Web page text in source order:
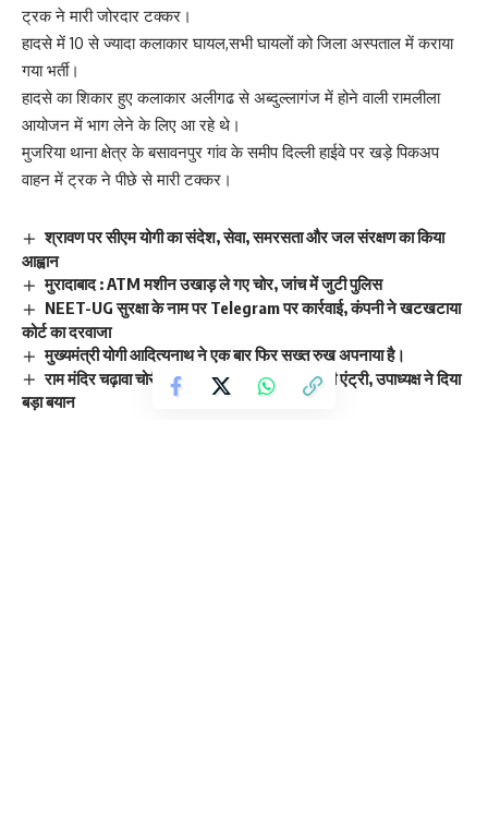
ट्रक ने मारी जोरदार टक्कर।
हादसे में 10 से ज्यादा कलाकार घायल,सभी घायलों को जिला अस्पताल में कराया
गया भर्ती।
हादसे का शिकार हुए कलाकार अलीगढ से अब्दुल्लागंज में होने वाली रामलीला
आयोजन में भाग लेने के लिए आ रहे थे।
मुजरिया थाना क्षेत्र के बसावनपुर गांव के समीप दिल्ली हाईवे पर खड़े पिकअप
वाहन में ट्रक ने पीछे से मारी टक्कर।
श्रावण पर सीएम योगी का संदेश, सेवा, समरसता और जल संरक्षण का किया
आह्वान
मुरादाबाद : ATM मशीन उखाड़ ले गए चोर, जांच में जुटी पुलिस
NEET-UG सुरक्षा के नाम पर Telegram पर कार्रवाई, कंपनी ने खटखटाया
कोर्ट का दरवाजा
मुख्यमंत्री योगी आदित्यनाथ ने एक बार फिर सख्त रुख अपनाया है।
राम मंदिर चढ़ावा चोरी विवाद, जमात-ए-इस्लामी हिंद की एंट्री, उपाध्यक्ष ने दिया
बड़ा बयान